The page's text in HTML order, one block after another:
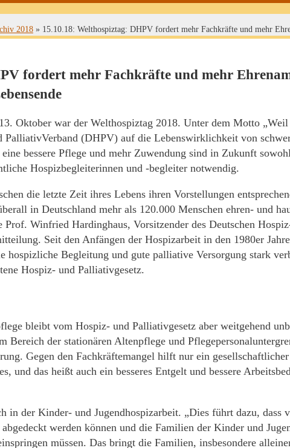
2018 » 15.10.18: Welthospiztag: DHPV fordert mehr Fachkräfte und mehr
fordert mehr Fachkräfte und mehr
Oktober war der Welthospiztag 2018. Unter dem Motto
PalliativVerband (DHPV) auf die Lebenswirklichkeit von
bessere Pflege und mehr Zuwendung sind in Zukunft
Hospizbegleiterinnen und -begleiter notwendig.
die letzte Zeit ihres Lebens ihren Vorstellungen
in Deutschland mehr als 120.000 Menschen ehren- und
Prof. Winfried Hardinghaus, Vorsitzender des Deutschen
Seit den Anfängen der Hospizarbeit in den 1980er
hospizliche Begleitung und gute palliative Versorgung stark
Hospiz- und Palliativgesetz.
bleibt vom Hospiz- und Palliativgesetz aber weitgehend
Bereich der stationären Altenpflege und
Gegen den Fachkräftemangel hilft nur ein
und das heißt auch ein besseres Entgelt und bessere
in der Kinder- und Jugendhospizarbeit. „Dies führt dazu, dass
werden können und die Familien der Kinder und
müssen. Das bringt die Familien, insbesondere